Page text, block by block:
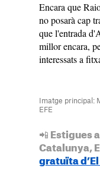
Encara que
no posarà cap
que l'entrada
millor encara,
interessats a
Imatge principal:
EFE
📲 Estigues
Catalunya,
gratuïta